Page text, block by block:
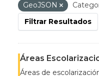
GeoJSON
Filtrar Resultados
Áreas
Áreas de